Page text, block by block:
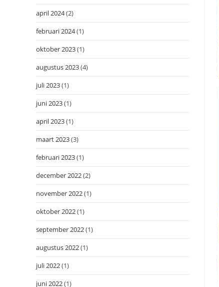
april 2024(2)
februari 2024(1)
oktober 2023(1)
augustus 2023(4)
juli 2023(1)
juni 2023(1)
april 2023(1)
maart 2023(3)
februari 2023(1)
december 2022(2)
november 2022(1)
oktober 2022(1)
september 2022(1)
augustus 2022(1)
juli 2022(1)
juni 2022(1)